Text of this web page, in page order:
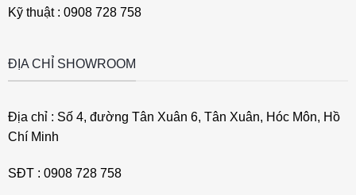
Kỹ thuật : 0908 728 758
ĐỊA CHỈ SHOWROOM
Địa chỉ : Số 4, đường Tân Xuân 6, Tân Xuân, Hóc Môn, Hồ
Chí Minh
SĐT : 0908 728 758